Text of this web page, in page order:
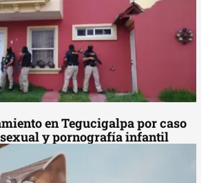
construye prometiendo más de